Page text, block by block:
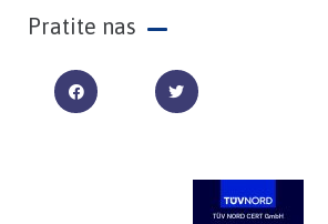
Pratite nas